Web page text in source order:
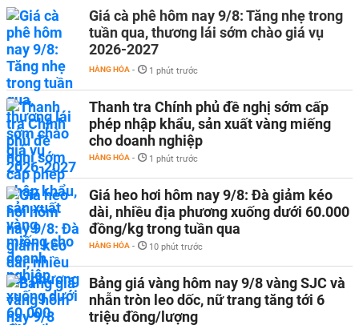
Giá cà phê hôm nay 9/8: Tăng nhẹ trong
tuần qua, thương lái sớm chào giá vụ
2026-2027
HÀNG HÓA - 1 phút trước
Thanh tra Chính phủ đề nghị sớm cấp
phép nhập khẩu, sản xuất vàng miếng
cho doanh nghiệp
HÀNG HÓA - 1 phút trước
Giá heo hơi hôm nay 9/8: Đà giảm kéo
dài, nhiều địa phương xuống dưới 60.000
đồng/kg trong tuần qua
HÀNG HÓA - 10 phút trước
Bảng giá vàng hôm nay 9/8 vàng SJC và
nhẫn tròn leo dốc, nữ trang tăng tới 6
triệu đồng/lượng